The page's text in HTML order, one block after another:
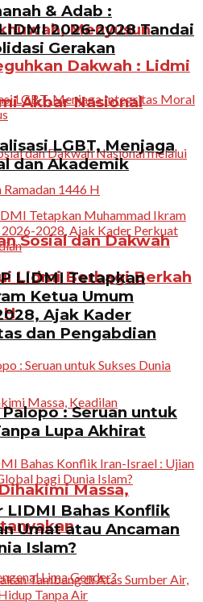
Menyusun
Dakwah : Lidmi
Akbar Nasional
Sosial dan Dakwah
Lidmi Berbagi Berkah
H
Massa,
& Adab :
2026-2028 Tandai
Gerakan
LGBT, Menjaga
dan Akademik
LIDMI Tetapkan
Ketua Umum
Ajak Kader
dan Pengabdian
: Seruan untuk
Lupa Akhirat
LIDMI Bahas Konflik
Umat atau Ancaman
Islam?